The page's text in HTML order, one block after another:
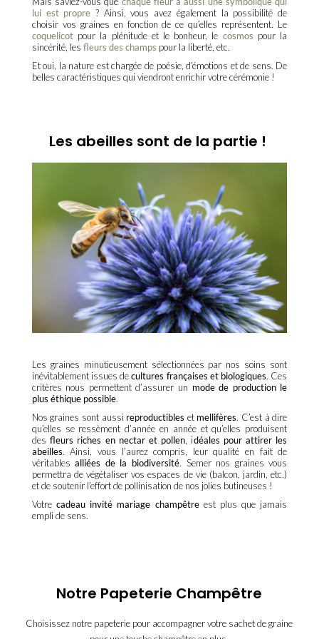
lui est propre ? Ainsi, vous avez également la possibilité de
choisir vos graines en fonction de ce qu’elles représentent. Le
coquelicotpour la plénitude et le bonheur, le cosmos pour la
sincérité, les fleurs des champs pour la liberté, etc.
Et oui, la nature est chargée de poésie, d’émotions et de sens. De
belles caractéristiques qui viendront enrichir votre cérémonie !
Les abeilles sont de la partie !
Les graines minutieusement sélectionnées par nos soins sont
inévitablement issues decultures françaises et biologiques. Ces
critères nous permettent d’assurer un mode de production le
plus éthique possible.
Nos graines sont aussi reproductibles et mellifères. C’est à dire
qu’elles se ressèment d’année en année et qu’elles produisent
desfleurs riches en nectar et pollen , idéales pour attirer les
abeilles. Ainsi, vous l’aurez compris, leur qualité en fait de
véritablesalliées de la biodiversité. Semer nos graines vous
permettra de végétaliser vos espaces de vie (balcon, jardin, etc.)
et de soutenir l’effort de pollinisation de nos jolies butineuses !
Votre cadeau invité mariage champêtre est plus que jamais
empli de sens.
Notre Papeterie Champêtre
Choisissez notre papeterie pour accompagner votre sachet de graine